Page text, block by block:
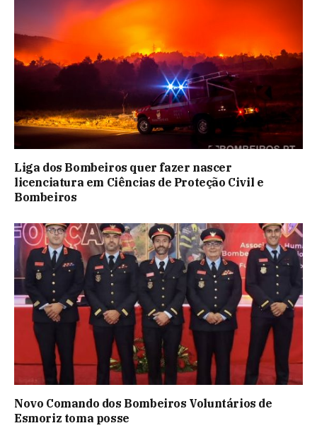
Liga dos Bombeiros quer fazer nascer
licenciatura em Ciências de Proteção Civil e
Bombeiros
Novo Comando dos Bombeiros Voluntários de
Esmoriz toma posse